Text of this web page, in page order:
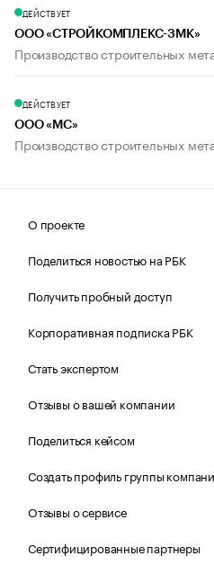
ДЕЙСТВУЕТ
ООО «СТРОЙКОМПЛЕКС-ЗМК»
Производство строительных
ДЕЙСТВУЕТ
ООО «МС»
Производство строительных
О проекте
Поделиться новостью на РБК
Получить пробный доступ
Корпоративная подписка РБК
Стать экспертом
Отзывы о вашей компании
Поделиться кейсом
Создать профиль группы
Отзывы о сервисе
Сертифицированные партнеры